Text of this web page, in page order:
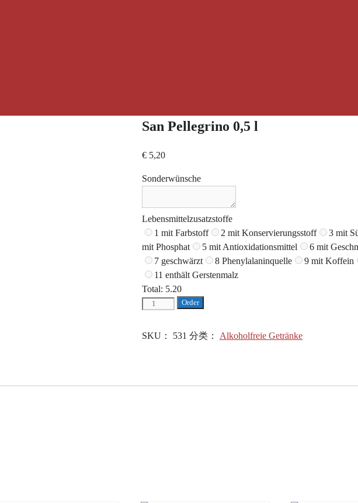
San Pellegrino 0,5 l
€5,20
Sonderwünsche
Lebensmittelzusatzstoffe
1 mit Farbstoff
2 mit Konservierungsstoff 3 mit
mit Phosphat
5 mit Antioxidationsmittel
6 mit
7 geschwärzt
8 Phenylalaninquelle 9 mit Koffein
11 enthält Gerstenmalz
Total: 5.20
San
0,5
Order
SKU： 531 分类： Alkoholfreie Getränke